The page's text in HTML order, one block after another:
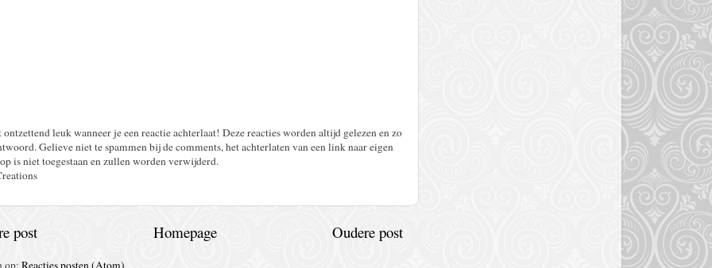
leuk wanneer je een reactie achterlaat! Deze reacties worden altijd gelezen en zo
Gelieve niet te spammen bij de comments, het achterlaten van een link naar eigen
is niet toegestaan en zullen worden verwijderd.
post Oudere post
Homepage
op: Reacties posten (Atom)